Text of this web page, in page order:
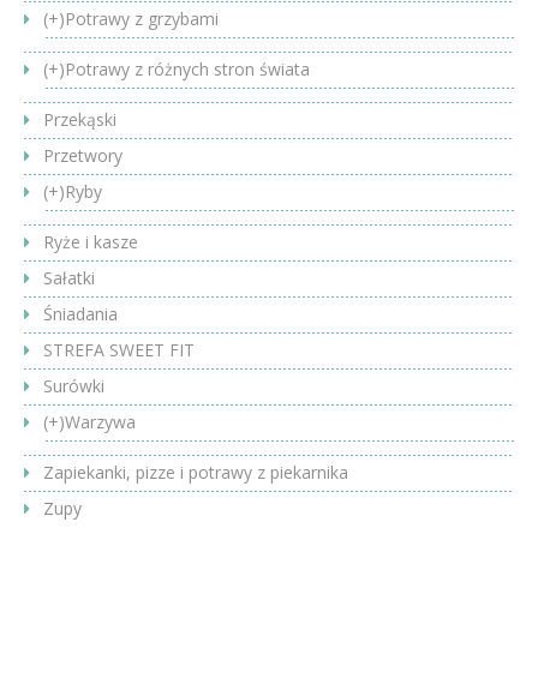
(+)Potrawy z grzybami
(+)Potrawy z różnych stron świata
Przekąski
Przetwory
(+)Ryby
Ryże i kasze
Sałatki
Śniadania
STREFA SWEET FIT
Surówki
(+)Warzywa
Zapiekanki, pizze i potrawy z piekarnika
Zupy